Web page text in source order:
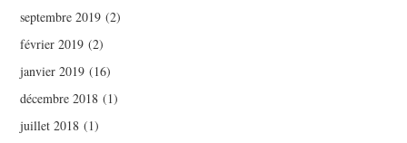
septembre 2019 (2)
février 2019 (2)
janvier 2019 (16)
décembre 2018 (1)
juillet 2018 (1)